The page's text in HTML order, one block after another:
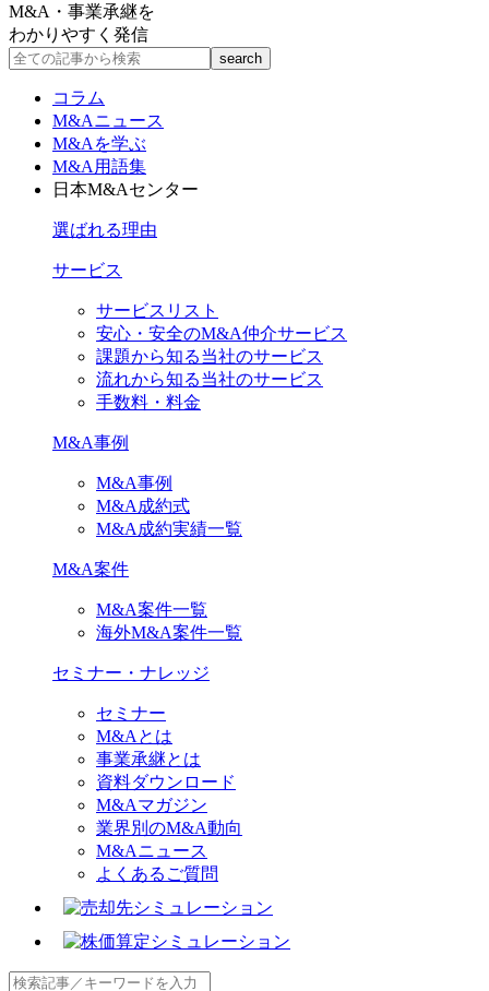
M&A・事業承継を
わかりやすく発信
コラム
M&Aニュース
M&Aを学ぶ
M&A用語集
日本M&Aセンター
選ばれる理由
サービス
サービスリスト
安心・安全のM&A仲介サービス
課題から知る当社のサービス
流れから知る当社のサービス
手数料・料金
M&A事例
M&A事例
M&A成約式
M&A成約実績一覧
M&A案件
M&A案件一覧
海外M&A案件一覧
セミナー・ナレッジ
セミナー
M&Aとは
事業承継とは
資料ダウンロード
M&Aマガジン
業界別のM&A動向
M&Aニュース
よくあるご質問